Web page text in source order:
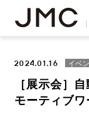
2024.01.16 イベ
［展示会］
モーティブ